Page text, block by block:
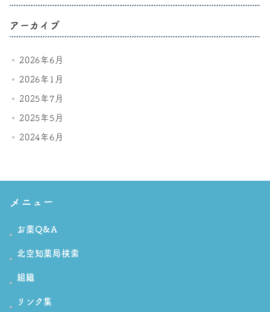
アーカイブ
2026年6月
2026年1月
2025年7月
2025年5月
2024年6月
メニュー
お薬Q&A
北空知薬局検索
組織
リンク集